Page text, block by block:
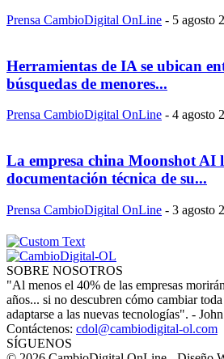
Prensa CambioDigital OnLine - 5 agosto
Herramientas de IA se ubican
búsquedas de menores...
Prensa CambioDigital OnLine - 4 agosto
La empresa china Moonshot AI
documentación técnica de su...
Prensa CambioDigital OnLine - 3 agosto
SOBRE NOSOTROS
"Al menos el 40% de las empresas
años... si no descubren cómo cambiar
adaptarse a las nuevas tecnologías". -
Contáctenos: cdol@cambiodigital-ol.com
SÍGUENOS